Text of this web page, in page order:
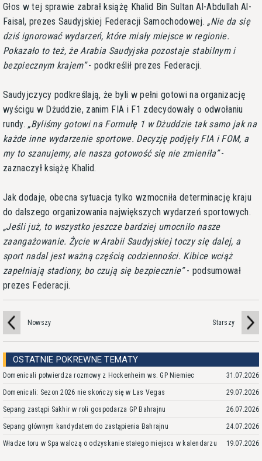
Głos w tej sprawie zabrał książę Khalid Bin Sultan Al-Abdullah Al-
Faisal, prezes Saudyjskiej Federacji Samochodowej.
Nie da się
dziś ignorować wydarzeń, które miały miejsce w regionie.
Pokazało to też, że Arabia Saudyjska pozostaje stabilnym i
bezpiecznym krajem - podkreślił prezes Federacji.
Saudyjczycy podkreślają, że byli w pełni gotowi na organizację
wyścigu w Dżuddzie, zanim FIA i F1 zdecydowały o odwołaniu
rundy.
Byliśmy gotowi na Formułę 1 w Dżuddzie tak samo jak na
każde inne wydarzenie sportowe. Decyzję podjęły FIA i FOM, a
my to szanujemy, ale nasza gotowość się nie zmieniła -
zaznaczył książę Khalid.
Jak dodaje, obecna sytuacja tylko wzmocniła determinację kraju
do dalszego organizowania największych wydarzeń sportowych.
Jeśli już, to wszystko jeszcze bardziej umocniło nasze
zaangażowanie. Życie w Arabii Saudyjskiej toczy się dalej, a
sport nadal jest ważną częścią codzienności. Kibice wciąż
zapełniają stadiony, bo czują się bezpiecznie - podsumował
prezes Federacji.
Nowszy Starszy
OSTATNIE POKREWNE TEMATY
Domenicali potwierdza rozmowy z Hockenheim ws. GP Niemiec 31.07.2026
Domenicali: Sezon 2026 nie skończy się w Las Vegas 29.07.2026
Sepang zastąpi Sakhir w roli gospodarza GP Bahrajnu 26.07.2026
Sepang głównym kandydatem do zastąpienia Bahrajnu 24.07.2026
Władze toru w Spa walczą o odzyskanie stałego miejsca w kalendarzu 19.07.2026